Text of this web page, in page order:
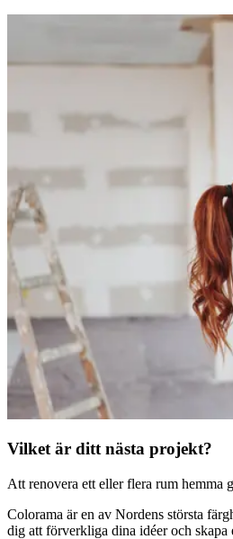
Vilket är ditt nästa projekt?
Att renovera ett eller flera rum hemma
Colorama är en av Nordens största
dig att förverkliga dina idéer och